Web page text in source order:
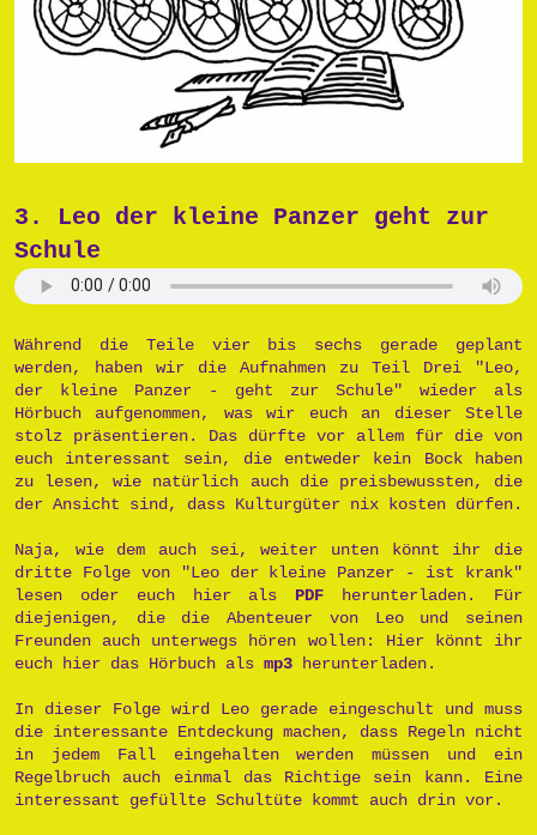
3. Leo der kleine Panzer geht zur
Schule
Während die Teile vier bis sechs gerade geplant
werden, haben wir die Aufnahmen zu Teil Drei "Leo,
der kleine Panzer - geht zur Schule" wieder als
Hörbuch aufgenommen, was wir euch an dieser Stelle
stolz präsentieren. Das dürfte vor allem für die von
euch interessant sein, die entweder kein Bock haben
zu lesen, wie natürlich auch die preisbewussten, die
der Ansicht sind, dass Kulturgüter nix kosten dürfen.
Naja, wie dem auch sei, weiter unten könnt ihr die
dritte Folge von "Leo der kleine Panzer - ist krank"
lesen oder euch hier als PDF herunterladen. Für
diejenigen, die die Abenteuer von Leo und seinen
Freunden auch unterwegs hören wollen: Hier könnt ihr
euch hier das Hörbuch als mp3 herunterladen.
In dieser Folge wird Leo gerade eingeschult und muss
die interessante Entdeckung machen, dass Regeln nicht
in jedem Fall eingehalten werden müssen und ein
Regelbruch auch einmal das Richtige sein kann. Eine
interessant gefüllte Schultüte kommt auch drin vor.